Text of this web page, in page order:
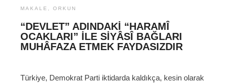
MAKALE , ORKUN
“DEVLET” ADINDAKI “HARAMÎ
OCAKLARI” ILE SIYÂSÎ BAĞLARI
MUHÂFAZA ETMEK FAYDASIZDIR
Türkiye, Demokrat Parti iktidarda kaldıkça, kesin olarak